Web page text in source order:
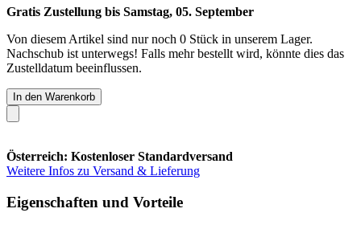
Gratis Zustellung bis Samstag, 05. September
Von diesem Artikel sind nur noch 0 Stück in unserem Lager.
Nachschub ist unterwegs! Falls mehr bestellt wird, könnte dies das
Zustelldatum beeinflussen.
In den Warenkorb
Österreich: Kostenloser Standardversand
Weitere Infos zu Versand & Lieferung
Eigenschaften und Vorteile